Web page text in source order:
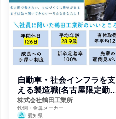
自動車・社会インフラを支
える製造職(名古屋限定勤
務)
株式会社鶴田工業所
鉄鋼・金属メーカー
愛知県